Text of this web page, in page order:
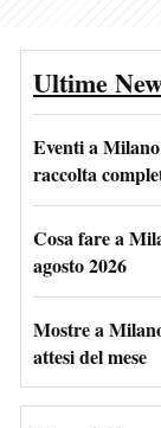
Ultime
Eventi a
raccolta
Cosa fare a
agosto 2026
Mostre a
attesi del mese